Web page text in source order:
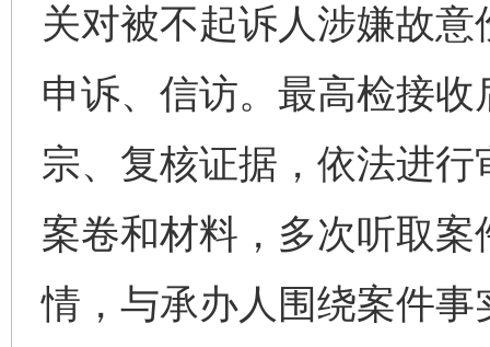
关对被不起诉人涉嫌故
申诉、信访。最高检接
宗、复核证据，依法进
案卷和材料，多次听取
情，与承办人围绕案件